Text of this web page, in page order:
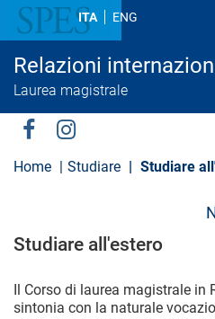
l
c
Relazioni
Laurea magistrale
ITA ENG
Social
Menu
Home Studiare Studiare
Studiare all'estero​
Il Corso di laurea magistrale in
sintonia con la naturale